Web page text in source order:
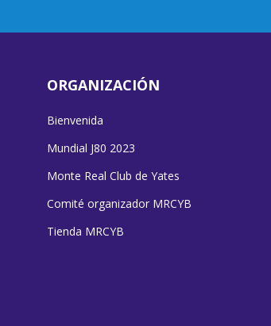
ORGANIZACIÓN
Bienvenida
Mundial J80 2023
Monte Real Club de Yates
Comité organizador MRCYB
Tienda MRCYB